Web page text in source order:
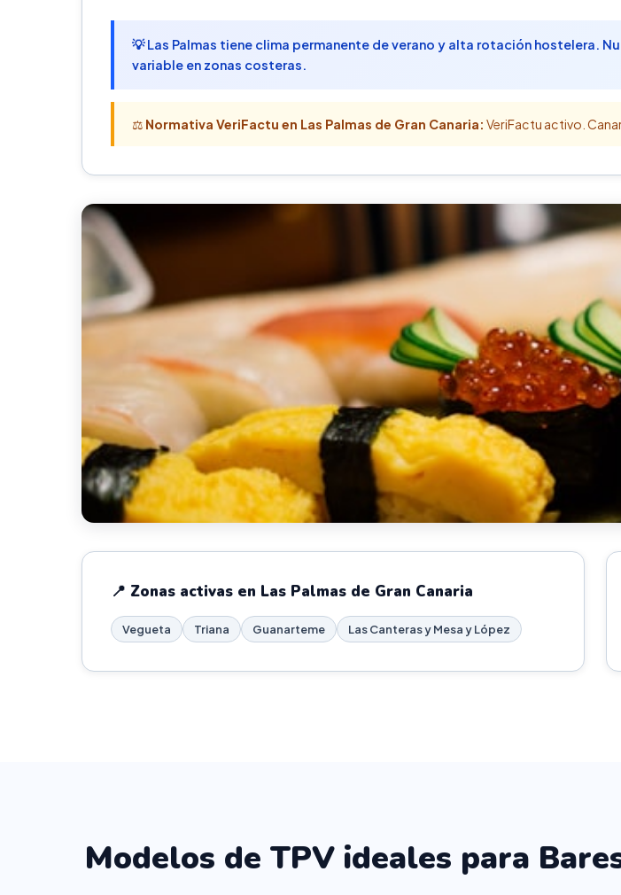
💡 Las Palmas tiene clima permanente de verano y alta rotación hostelera.
variable en zonas costeras.
⚖️ Normativa VeriFactu en Las Palmas de Gran Canaria: VeriFactu activo.
📍 Zonas activas en Las Palmas de Gran Canaria
Vegueta Triana Guanarteme Las Canteras y Mesa y López
Modelos de TPV ideales para